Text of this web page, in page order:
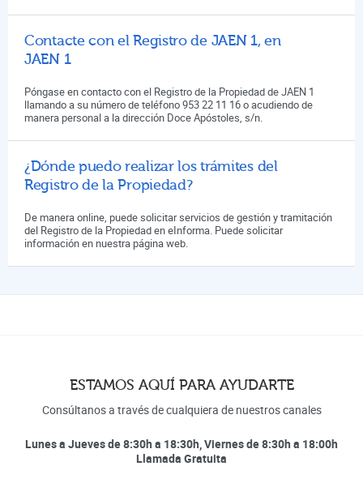
Contacte con el Registro de JAEN 1, en
JAEN 1
Póngase en contacto con el Registro de la Propiedad de JAEN 1
llamando a su número de teléfono 953 22 11 16 o acudiendo de
manera personal a la dirección Doce Apóstoles, s/n.
¿Dónde puedo realizar los trámites del
Registro de la Propiedad?
De manera online, puede solicitar servicios de gestión y tramitación
del Registro de la Propiedad en eInforma. Puede solicitar
información en nuestra página web.
ESTAMOS AQUÍ PARA AYUDARTE
Consúltanos a través de cualquiera de nuestros canales
Lunes a Jueves de 8:30h a 18:30h, Viernes de 8:30h a 18:00h
Llamada Gratuita